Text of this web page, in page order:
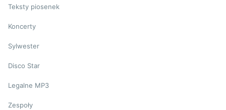
Teksty piosenek
Koncerty
Sylwester
Disco Star
Legalne MP3
Zespoły